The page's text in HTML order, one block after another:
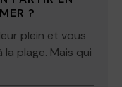
?
plein et vous
plage. Mais qui